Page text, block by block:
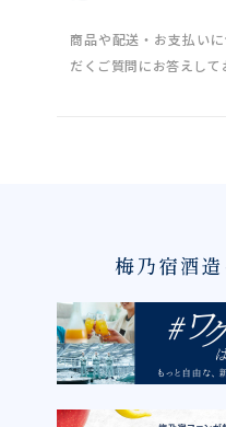
商品や配送・お支払い
だくご質問にお答えして
梅乃宿酒